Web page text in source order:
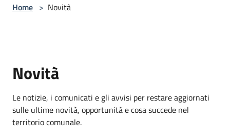
Home > Novità
Novità
Le notizie, i comunicati e gli avvisi per restare aggiornati
sulle ultime novità, opportunità e cosa succede nel
territorio comunale.